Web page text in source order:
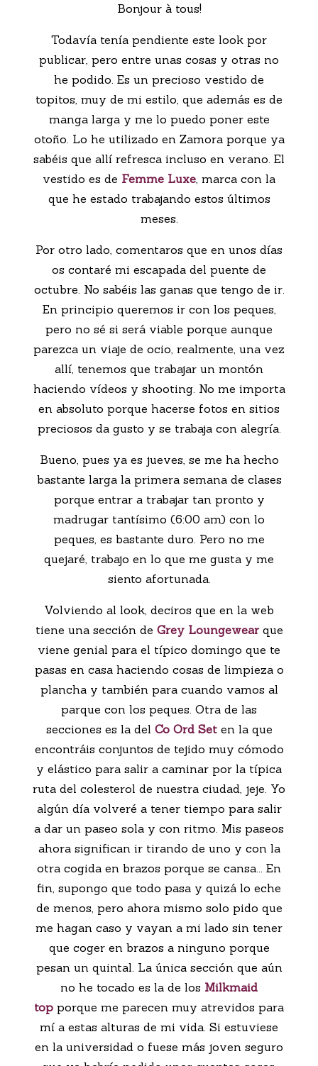
Bonjour à tous!
Todavía tenía pendiente este look por
publicar, pero entre unas cosas y otras no
he podido. Es un precioso vestido de
topitos, muy de mi estilo, que además es de
manga larga y me lo puedo poner este
otoño. Lo he utilizado en Zamora porque ya
sabéis que allí refresca incluso en verano. El
vestido es de Femme Luxe , marca con la
que he estado trabajando estos últimos
meses.
Por otro lado, comentaros que en unos días
os contaré mi escapada del puente de
octubre. No sabéis las ganas que tengo de ir.
En principio queremos ir con los peques,
pero no sé si será viable porque aunque
parezca un viaje de ocio, realmente, una vez
allí, tenemos que trabajar un montón
haciendo vídeos y shooting. No me importa
en absoluto porque hacerse fotos en sitios
preciosos da gusto y se trabaja con alegría.
Bueno, pues ya es jueves, se me ha hecho
bastante larga la primera semana de clases
porque entrar a trabajar tan pronto y
madrugar tantísimo (6:00 am) con lo
peques, es bastante duro. Pero no me
quejaré, trabajo en lo que me gusta y me
siento afortunada.
Volviendo al look, deciros que en la web
tiene una sección de Grey Loungewearque
viene genial para el típico domingo que te
pasas en casa haciendo cosas de limpieza o
plancha y también para cuando vamos al
parque con los peques. Otra de las
secciones es la del Co Ord Seten la que
encontráis conjuntos de tejido muy cómodo
y elástico para salir a caminar por la típica
ruta del colesterol de nuestra ciudad, jeje. Yo
algún día volveré a tener tiempo para salir
a dar un paseo sola y con ritmo. Mis paseos
ahora significan ir tirando de uno y con la
otra cogida en brazos porque se cansa... En
fin, supongo que todo pasa y quizá lo eche
de menos, pero ahora mismo solo pido que
me hagan caso y vayan a mi lado sin tener
que coger en brazos a ninguno porque
pesan un quintal. La única sección que aún
no he tocado es la de los Milkmaid
top porque me parecen muy atrevidos para
mí a estas alturas de mi vida. Si estuviese
en la universidad o fuese más joven seguro